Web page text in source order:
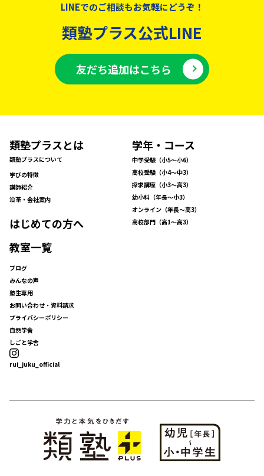
LINEでのご相談もお気軽にどうぞ！
類塾プラス公式LINE
友だち追加はこちら
類塾プラスとは
類塾プラスについて
学びの特徴
講師紹介
沿革・会社案内
はじめての方へ
教室一覧
学年・コース
中学受験（小5〜小6）
高校受験（小4〜中3）
探求講座（小3〜高3）
幼小科（年長〜小3）
オンライン（年長〜高3）
高校部門（高1〜高3）
ブログ
みんなの声
塾生専用
お問い合わせ・資料請求
プライバシーポリシー
自然学舎
しごと学舎
rui_juku_official